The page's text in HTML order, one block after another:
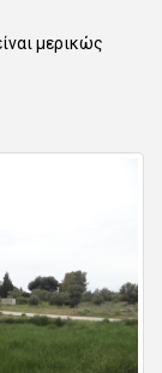
μερικώς